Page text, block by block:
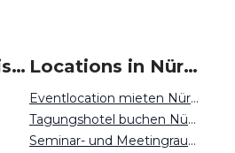
Event Dienstleister um Nürnberg Locations in Nürnberg mieten
Eventlocation mieten Nürnberg
Tagungshotel buchen Nürnberg
Seminar- und Meetingraum mieten Nürnberg